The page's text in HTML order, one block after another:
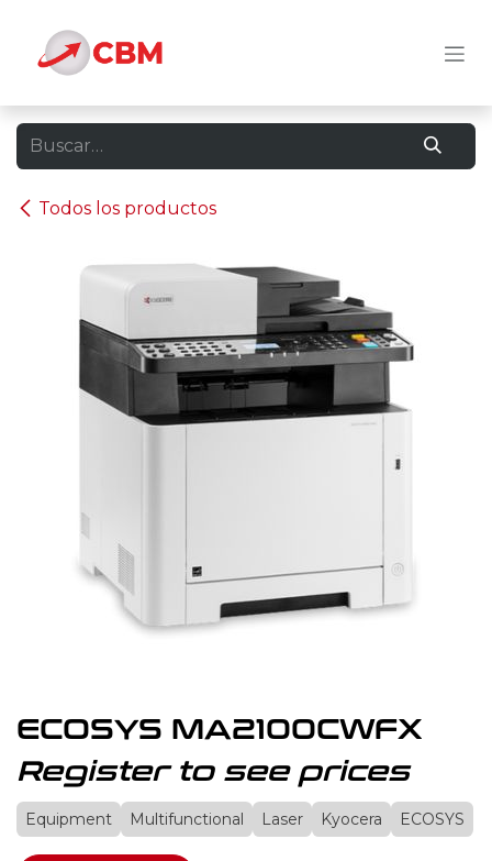
Todos los productos
ECOSYS MA2100CWFX
Register to see prices
Equipment Multifunctional Laser Kyocera ECOSYS